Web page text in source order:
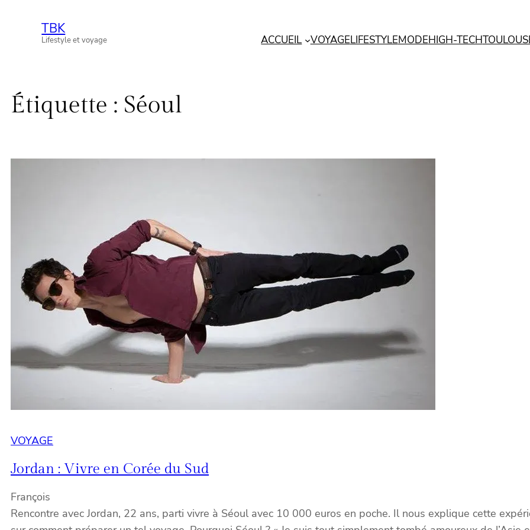
contenu
TBK
Lifestyle et voyage ACCUEIL VOYAGELIFESTYLEMODEHIGH-TECH
Étiquette : Séoul
VOYAGE
Jordan : Vivre en Corée du Sud
François
Rencontre avec Jordan, 22 ans, parti vivre à Séoul avec 10 000 euros en poche. Il nous explique cette